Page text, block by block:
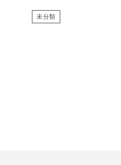
未分類